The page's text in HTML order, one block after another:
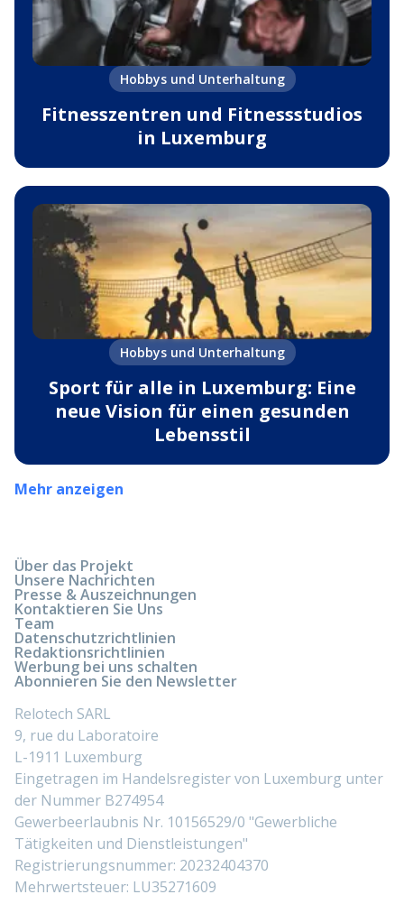
Hobbys und Unterhaltung
Fitnesszentren und Fitnessstudios
in Luxemburg
Hobbys und Unterhaltung
Sport für alle in Luxemburg: Eine
neue Vision für einen gesunden
Lebensstil
Mehr anzeigen
Über das Projekt
Unsere Nachrichten
Presse & Auszeichnungen
Kontaktieren Sie Uns
Team
Datenschutzrichtlinien
Redaktionsrichtlinien
Werbung bei uns schalten
Abonnieren Sie den Newsletter
Relotech SARL
9, rue du Laboratoire
L-1911 Luxemburg
Eingetragen im Handelsregister von Luxemburg unter
der Nummer B274954
Gewerbeerlaubnis Nr. 10156529/0 "Gewerbliche
Tätigkeiten und Dienstleistungen"
Registrierungsnummer: 20232404370
Mehrwertsteuer: LU35271609